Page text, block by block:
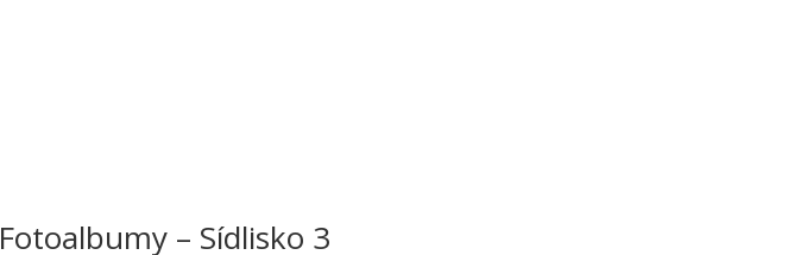
Fotoalbumy – Sídlisko 3